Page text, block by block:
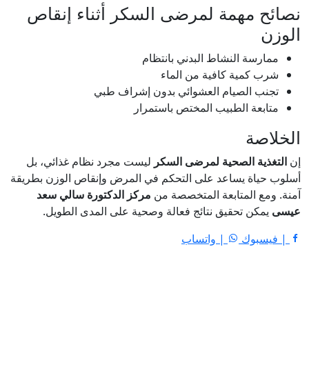
نصائح مهمة لمرضى السكر أثناء إنقاص
الوزن
ممارسة النشاط البدني بانتظام
شرب كمية كافية من الماء
تجنب الصيام العشوائي بدون إشراف طبي
متابعة الطبيب المختص باستمرار
الخلاصة
إن التغذية الصحية لمرضى السكر ليست مجرد نظام غذائي، بل
أسلوب حياة يساعد على التحكم في المرض وإنقاص الوزن بطريقة
آمنة. ومع المتابعة المتخصصة من مركز الدكتورة سالي سعد
عيسى يمكن تحقيق نتائج فعالة وصحية على المدى الطويل.
| فيسبوك
| واتساب